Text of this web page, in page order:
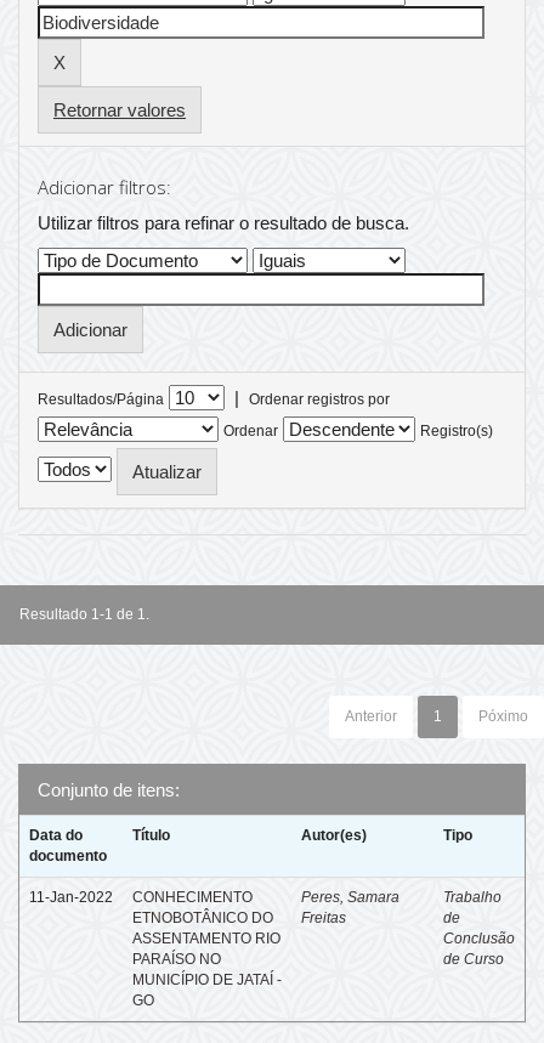
Retornar valores
Adicionar filtros:
Utilizar filtros para refinar o resultado de busca.
Resultados/Página |
Ordenar registros por
Ordenar
Registro(s)
Resultado 1-1 de 1.
Anterior 1 Póximo
Conjunto de itens:
Data do
documento
Título Autor(es) Tipo
11-Jan-2022
CONHECIMENTO
ETNOBOTÂNICO DO
ASSENTAMENTO RIO
PARAÍSO NO
MUNICÍPIO DE JATAÍ -
GO
Peres, Samara
Freitas
Trabalho
de
Conclusão
de Curso